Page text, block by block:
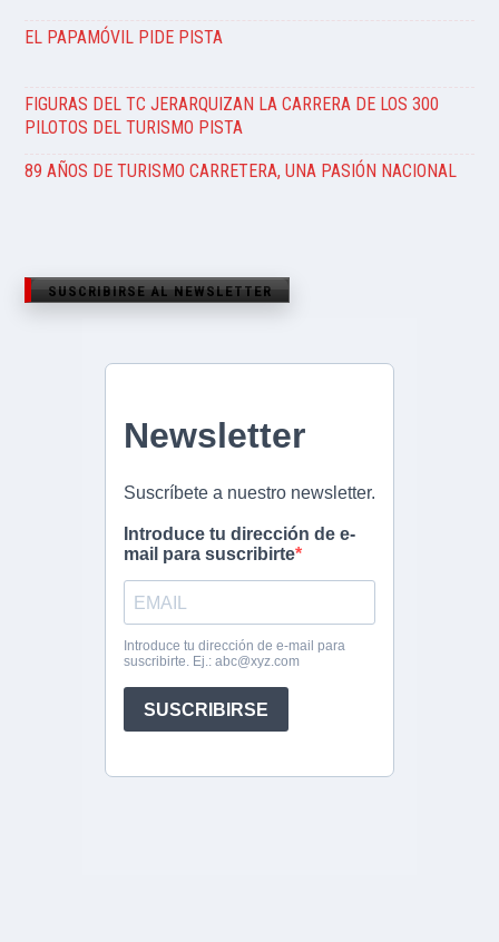
EL PAPAMÓVIL PIDE PISTA
FIGURAS DEL TC JERARQUIZAN LA CARRERA DE LOS 300
PILOTOS DEL TURISMO PISTA
89 AÑOS DE TURISMO CARRETERA, UNA PASIÓN NACIONAL
SUSCRIBIRSE AL NEWSLETTER